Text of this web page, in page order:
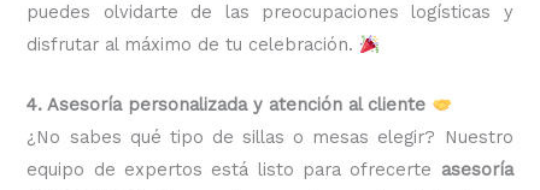
puedes olvidarte de las preocupaciones logísticas y
disfrutar al máximo de tu celebración.
4. Asesoría personalizada y atención al cliente
¿No sabes qué tipo de sillas o mesas elegir? Nuestro
equipo de expertos está listo para ofrecerte asesoría